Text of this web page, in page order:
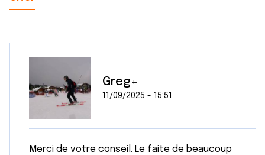
Greg+
11/09/2025 - 15:51
Merci de votre conseil. Le faite de beaucoup